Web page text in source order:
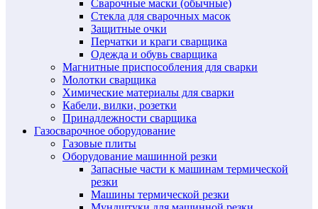
Сварочные маски (обычные)
Стекла для сварочных масок
Защитные очки
Перчатки и краги сварщика
Одежда и обувь сварщика
Магнитные приспособления для сварки
Молотки сварщика
Химические материалы для сварки
Кабели, вилки, розетки
Принадлежности сварщика
Газосварочное оборудование
Газовые плиты
Оборудование машинной резки
Запасные части к машинам термической
резки
Машины термической резки